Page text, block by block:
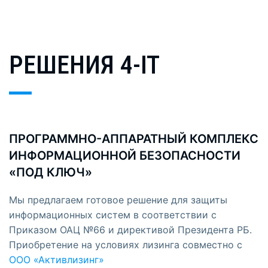
РЕШЕНИЯ 4-IT
ПРОГРАММНО-АППАРАТНЫЙ КОМПЛЕКС
ИНФОРМАЦИОННОЙ БЕЗОПАСНОСТИ
«ПОД КЛЮЧ»
Мы предлагаем готовое решение для защиты
информационных систем в соответствии с
Приказом ОАЦ №66 и директивой Президента РБ.
Приобретение на условиях лизинга совместно с
ООО «Активлизинг»